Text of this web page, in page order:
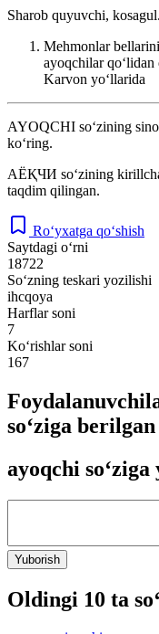
Sharob quyuvchi, kosagul.
Mehmonlar
ayoqchilar
Karvon yoʻllarida
AYOQCHI so‘zining
ko‘ring.
АЁҚЧИ so‘zining
taqdim qilingan.
Ro‘yxatga qo‘shish
Saytdagi o‘rni
18722
So‘zning teskari yozilishi
ihcqoya
Harflar soni
7
Ko‘rishlar soni
167
so‘ziga
ayoqchi
Yuborish
Oldingi 10 ta